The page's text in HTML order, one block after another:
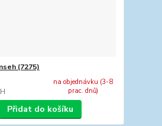
(7275)
na objednávku (3-8
prac. dnů)
Přidat do košíku